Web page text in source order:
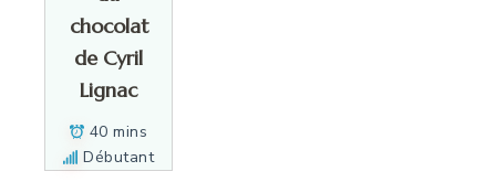
chocolat
de Cyril
Lignac
40 mins
Débutant